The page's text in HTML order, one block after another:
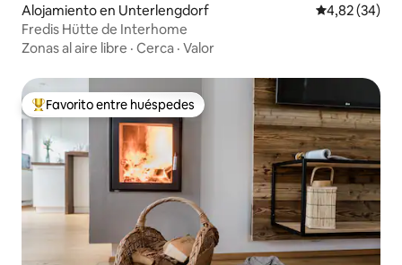
Alojamiento en Unterlengdorf Calificación
4,82 (34)
Fredis Hütte de Interhome
Zonas al aire libre · Cerca · Valor
Favorito entre los huéspedes más destacados
Favorito entre huéspedes